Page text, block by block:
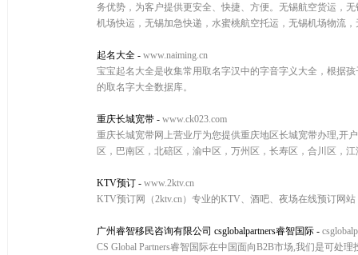
务优势，为客户提供更安全、快捷、方便。无锡航空货运，
机场快运，无锡加急快递，水蜜桃航空托运，无锡机场物流
起名大全 - www.naiming.cn
宝宝起名大全是收集常用取名字汉中的字音字义大全，根据
的取名字大全数据库。
重庆长城宽带 - www.ck023.com
重庆长城宽带网上营业厅为您提供重庆地区长城宽带办理,开
区，巴南区，北碚区，渝中区，万州区，长寿区，合川区，
KTV预订 - www.2ktv.cn
KTV预订网（2ktv.cn）专业的KTV、酒吧、夜场在线预订网
广州睿智移民咨询有限公司 csglobalpartners睿智国际 -
CS Global Partners睿智国际在中国面向B2B市场,我们是可处